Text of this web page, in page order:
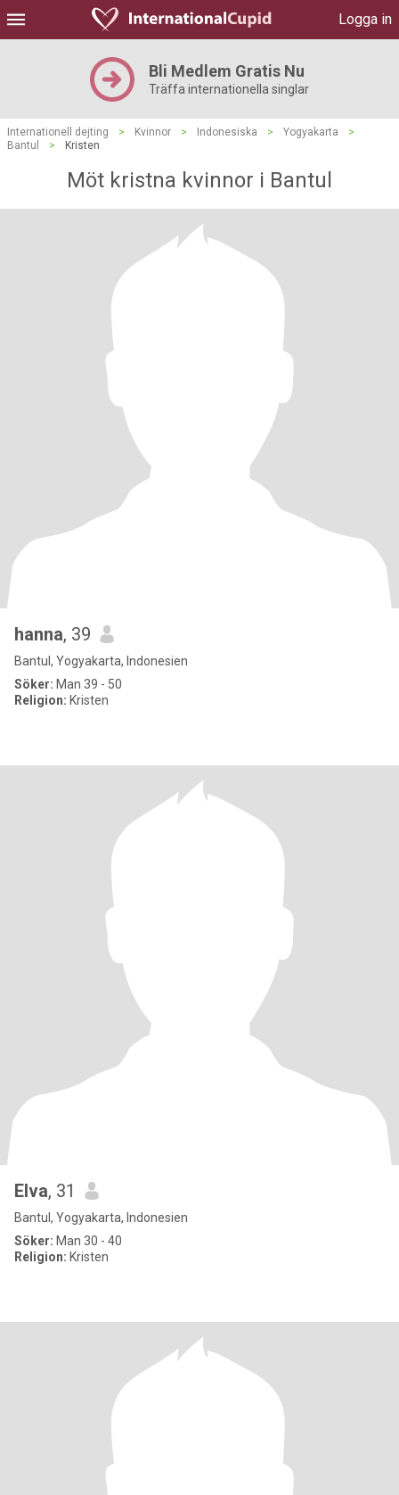
Logga in
Bli Medlem Gratis Nu
Träffa internationella singlar
Internationell dejting > Kvinnor > Indonesiska > Yogyakarta
>
Bantul
> Kristen
Möt kristna kvinnor i Bantul
hanna, 39
Bantul, Yogyakarta, Indonesien
Söker: Man 39 - 50
Religion: Kristen
Elva, 31
Bantul, Yogyakarta, Indonesien
Söker: Man 30 - 40
Religion: Kristen